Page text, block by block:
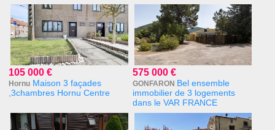
105 000 €
Hornu Maison 3 façades
,3chambres Hornu Centre
575 000 €
GONFARON Bel ensemble
immobilier de 3 logements
dans le VAR FRANCE